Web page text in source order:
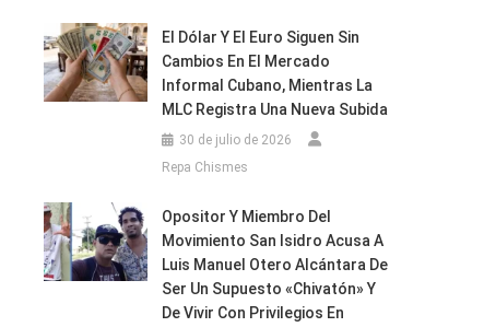
El Dólar Y El Euro Siguen Sin
Cambios En El Mercado
Informal Cubano, Mientras La
MLC Registra Una Nueva Subida
30 de julio de 2026
Repa Chismes
Opositor Y Miembro Del
Movimiento San Isidro Acusa A
Luis Manuel Otero Alcántara De
Ser Un Supuesto «chivatón» Y
De Vivir Con Privilegios En